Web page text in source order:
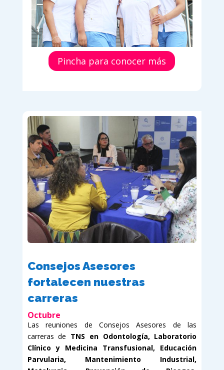
Pincha para conocer más
Consejos Asesores
fortalecen nuestras
carreras
Octubre
Las reuniones de Consejos Asesores de las
carreras de TNS en Odontología, Laboratorio
Clínico y Medicina Transfusional, Educación
Parvularia, Mantenimiento Industrial,